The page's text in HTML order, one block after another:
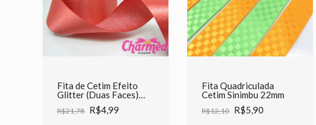
Fita de Cetim Efeito
Glitter (Duas Faces)
R$21,78 R$4,99
Fita Quadriculada
Cetim Sinimbu 22mm
R$12,10 R$5,90